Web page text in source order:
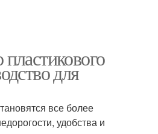
для
все более
удобства и